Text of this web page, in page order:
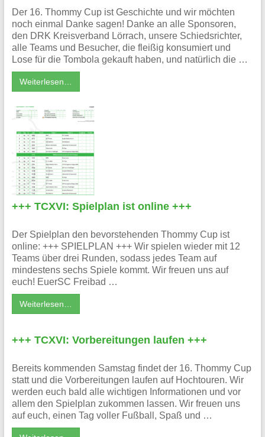
Der 16. Thommy Cup ist Geschichte und wir möchten
noch einmal Danke sagen! Danke an alle Sponsoren,
den DRK Kreisverband Lörrach, unsere Schiedsrichter,
alle Teams und Besucher, die fleißig konsumiert und
Lose für die Tombola gekauft haben, und natürlich die …
Weiterlesen…
+++ TCXVI: Spielplan ist online +++
Der Spielplan den bevorstehenden Thommy Cup ist
online: +++ SPIELPLAN +++ Wir spielen wieder mit 12
Teams über drei Runden, sodass jedes Team auf
mindestens sechs Spiele kommt. Wir freuen uns auf
euch! EuerSC Freibad …
Weiterlesen…
+++ TCXVI: Vorbereitungen laufen +++
Bereits kommenden Samstag findet der 16. Thommy Cup
statt und die Vorbereitungen laufen auf Hochtouren. Wir
werden euch bald alle wichtigen Informationen und vor
allem den Spielplan zukommen lassen. Wir freuen uns
auf euch, einen Tag voller Fußball, Spaß und …